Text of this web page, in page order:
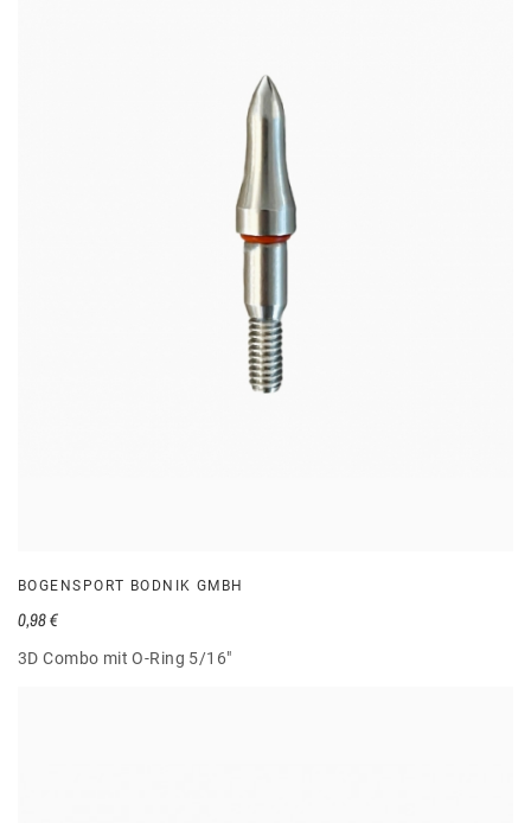
BOGENSPORT BODNIK GMBH
3D Combo mit O-Ring 5/16"
0,98 €